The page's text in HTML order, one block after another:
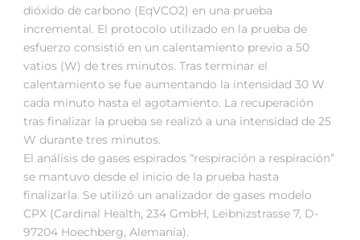
dióxido de carbono (EqVCO2) en una prueba
incremental. El protocolo utilizado en la prueba de
esfuerzo consistió en un calentamiento previo a 50
vatios (W) de tres minutos. Tras terminar el
calentamiento se fue aumentando la intensidad 30 W
cada minuto hasta el agotamiento. La recuperación
tras finalizar la prueba se realizó a una intensidad de 25
W durante tres minutos.
El análisis de gases espirados “respiración a respiración”
se mantuvo desde el inicio de la prueba hasta
finalizarla. Se utilizó un analizador de gases modelo
CPX (Cardinal Health, 234 GmbH, Leibnizstrasse 7, D-
97204 Hoechberg, Alemania).